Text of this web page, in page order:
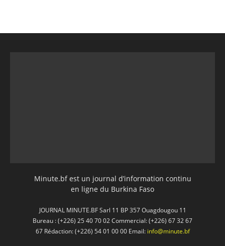
Minute.bf est un journal d’information continu
en ligne du Burkina Faso
JOURNAL MINUTE.BF Sarl 11 BP 357 Ouagdougou 11
Bureau : (+226) 25 40 70 02 Commercial: (+226) 67 32 67
67 Rédaction: (+226) 54 01 00 00 Email: info@minute.bf